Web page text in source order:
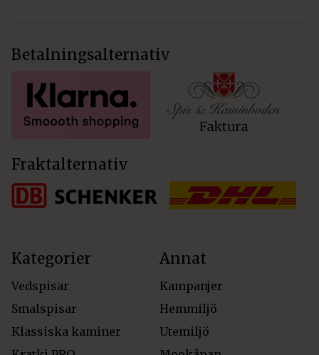
Betalningsalternativ
Fraktalternativ
Kategorier
Vedspisar
Smalspisar
Klassiska kaminer
Annat
Kampanjer
Hemmiljö
Utemiljö